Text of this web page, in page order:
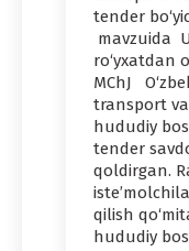
tender
mavzuida
ro‘yxatdan
MChJ
transport
hududiy
tender
qoldirgan.
qilish
hududiy